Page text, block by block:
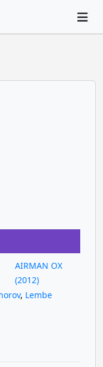
AIRMAN OX
(2012)
, Lembe